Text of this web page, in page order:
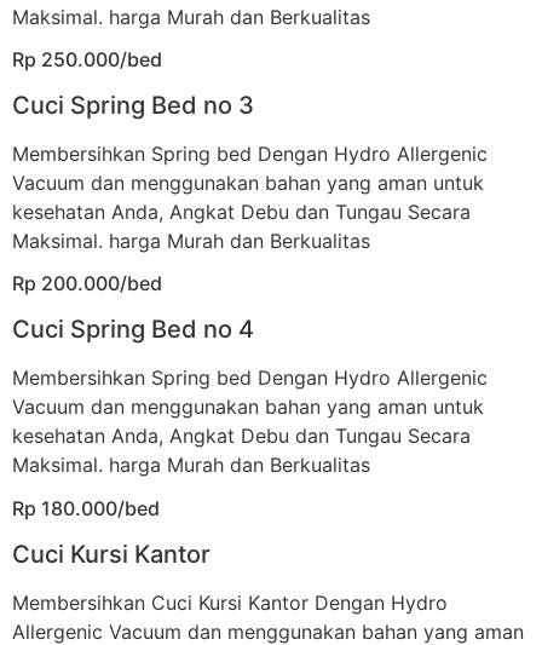
Maksimal. harga Murah dan Berkualitas
Rp 250.000/bed
Cuci Spring Bed no 3
Membersihkan Spring bed Dengan Hydro Allergenic
Vacuum dan menggunakan bahan yang aman untuk
kesehatan Anda, Angkat Debu dan Tungau Secara
Maksimal. harga Murah dan Berkualitas
Rp 200.000/bed
Cuci Spring Bed no 4
Membersihkan Spring bed Dengan Hydro Allergenic
Vacuum dan menggunakan bahan yang aman untuk
kesehatan Anda, Angkat Debu dan Tungau Secara
Maksimal. harga Murah dan Berkualitas
Rp 180.000/bed
Cuci Kursi Kantor
Membersihkan Cuci Kursi Kantor Dengan Hydro
Allergenic Vacuum dan menggunakan bahan yang aman